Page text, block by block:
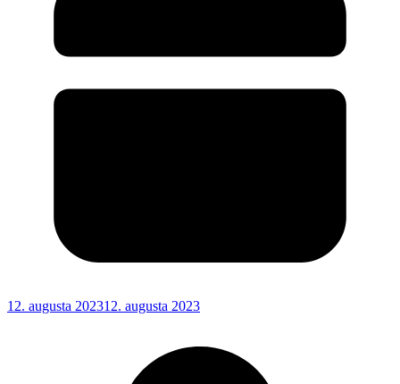
12. augusta 202312. augusta 2023